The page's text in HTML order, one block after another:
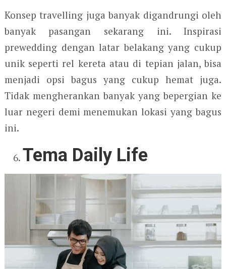
Konsep travelling juga banyak digandrungi oleh
banyak pasangan sekarang ini. Inspirasi
prewedding dengan latar belakang yang cukup
unik seperti rel kereta atau di tepian jalan, bisa
menjadi opsi bagus yang cukup hemat juga.
Tidak mengherankan banyak yang bepergian ke
luar negeri demi menemukan lokasi yang bagus
ini.
Tema Daily Life